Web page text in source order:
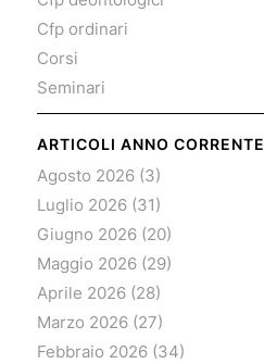
Cfp ordinari
Corsi
Seminari
ARTICOLI ANNO CORRENTE
Agosto 2026(3)
Luglio 2026(31)
Giugno 2026(20)
Maggio 2026(29)
Aprile 2026(28)
Marzo 2026(27)
Febbraio 2026(34)